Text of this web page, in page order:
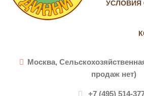
УСЛОВИЯ
Москва,
продаж нет)
+7 (495) 514-